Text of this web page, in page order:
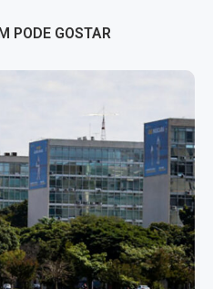
PODE GOSTAR